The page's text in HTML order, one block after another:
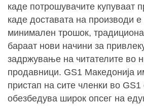
каде потрошувачите купуваат
каде доставата на производи
минимален трошок,
бараат нови начини за
задржување на читателите во
продавници. GS1 Македонија
пристап на сите членки во
обезбедува широк опсег на